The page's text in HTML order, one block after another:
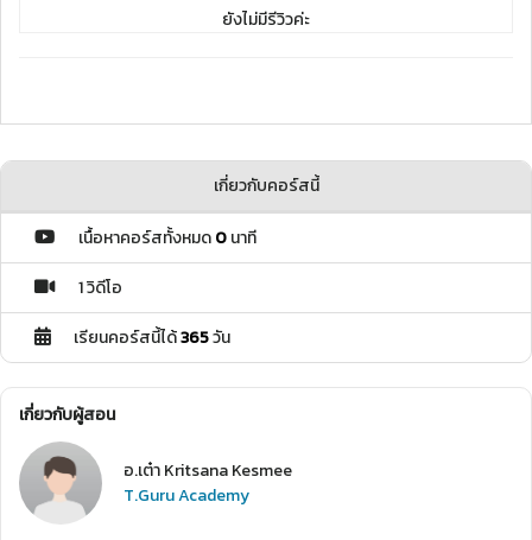
ยังไม่มีรีวิวค่ะ
เกี่ยวกับคอร์สนี้
เนื้อหาคอร์สทั้งหมด0นาที
1 วิดีโอ
เรียนคอร์สนี้ได้365วัน
เกี่ยวกับผู้สอน
อ.เต๋า Kritsana Kesmee
T.Guru Academy